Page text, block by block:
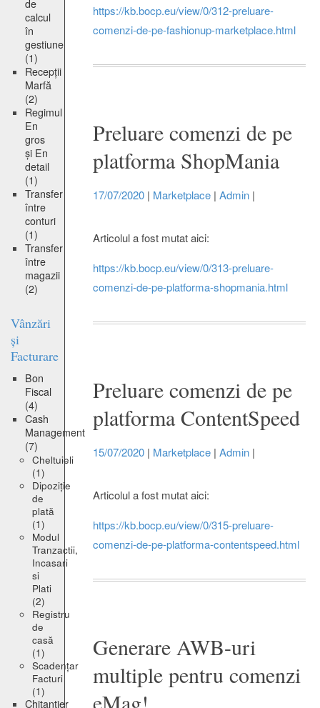
de
calcul
în
gestiune
(1)
Recepții
Marfă
(2)
Regimul
En
gros
și En
detail
(1)
Transfer
între
conturi
(1)
Transfer
între
magazii
(2)
Vânzări
și
Facturare
Bon
Fiscal
(4)
Cash
Management
(7)
Cheltuieli
(1)
Dipoziție
de
plată
(1)
Modul
Tranzactii,
Incasari
si
Plati
(2)
Registru
de
casă
(1)
Scadențar
Facturi
(1)
Chitanțier
https://kb.bocp.eu/view/0/312-preluare-
comenzi-de-pe-fashionup-marketplace.html
Preluare comenzi de pe
platforma ShopMania
17/07/2020| Marketplace| Admin|
Articolul a fost mutat aici:
https://kb.bocp.eu/view/0/313-preluare-
comenzi-de-pe-platforma-shopmania.html
Preluare comenzi de pe
platforma ContentSpeed
15/07/2020| Marketplace| Admin|
Articolul a fost mutat aici:
https://kb.bocp.eu/view/0/315-preluare-
comenzi-de-pe-platforma-contentspeed.html
Generare AWB-uri
multiple pentru comenzi
eMag!